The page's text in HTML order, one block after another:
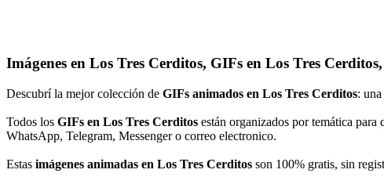
Imágenes en Los Tres Cerditos, GIFs en Los Tres
Descubrí la mejor colección de GIFs animados en Los Tres Cerditos:
Todos los GIFs en Los Tres Cerditos están organizados por temática
WhatsApp, Telegram, Messenger o correo electronico.
Estas imágenes animadas en Los Tres Cerditos son 100% gratis, sin